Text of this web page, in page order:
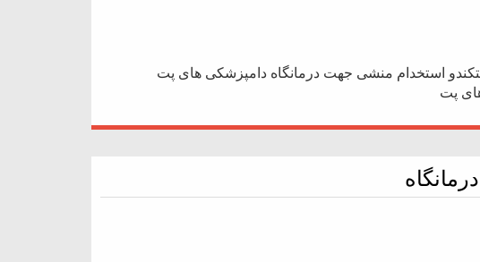
استخدام منشی جهت درمانگاه دامپزشکی های پت
پت